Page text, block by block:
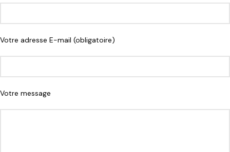
Votre adresse E-mail (obligatoire)
Votre message